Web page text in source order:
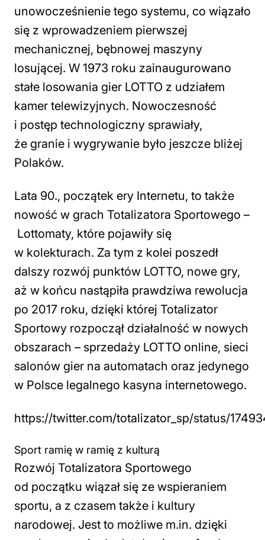
unowocześnienie tego systemu, co wiązało
się z wprowadzeniem pierwszej
mechanicznej, bębnowej maszyny
losującej. W 1973 roku zainaugurowano
stałe losowania gier LOTTO z udziałem
kamer telewizyjnych. Nowoczesność
i postęp technologiczny sprawiały,
że granie i wygrywanie było jeszcze bliżej
Polaków.
Lata 90., początek ery Internetu, to także
nowość w grach Totalizatora Sportowego –
Lottomaty, które pojawiły się
w kolekturach. Za tym z kolei poszedł
dalszy rozwój punktów LOTTO, nowe gry,
aż w końcu nastąpiła prawdziwa rewolucja
po 2017 roku, dzięki której Totalizator
Sportowy rozpoczął działalność w nowych
obszarach – sprzedaży LOTTO online, sieci
salonów gier na automatach oraz jedynego
w Polsce legalnego kasyna internetowego.
https://twitter.com/totalizator_sp/status/
Sport ramię w ramię z kulturą
Rozwój Totalizatora Sportowego
od początku wiązał się ze wspieraniem
sportu, a z czasem także i kultury
narodowej. Jest to możliwe m.in. dzięki